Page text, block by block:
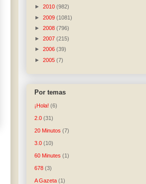
► 2010 (982)
► 2009 (1081)
► 2008 (796)
► 2007 (215)
► 2006 (39)
► 2005 (7)
Por temas
¡Hola! (6)
2.0 (31)
20 Minutos (7)
3.0 (10)
60 Minutes (1)
678 (3)
A Gazeta (1)